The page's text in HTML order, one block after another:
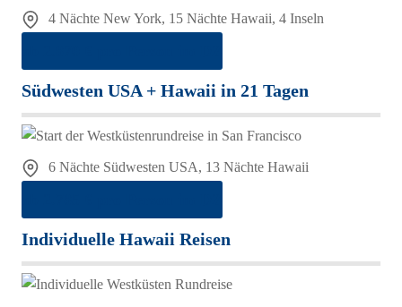
4 Nächte New York, 15 Nächte Hawaii, 4 Inseln
Südwesten USA + Hawaii in 21 Tagen
6 Nächte Südwesten USA, 13 Nächte Hawaii
Individuelle Hawaii Reisen